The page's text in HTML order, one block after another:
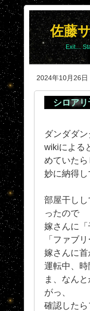
佐藤サ
Exit....
2024年10月26日
シロアリ
ダンダダ
wikiによる
めていたら
妙に納得し
部屋干し
ったので
嫁さんに
「ファブ
嫁さんに
運転中、
ま、なん
がっ、
確認した